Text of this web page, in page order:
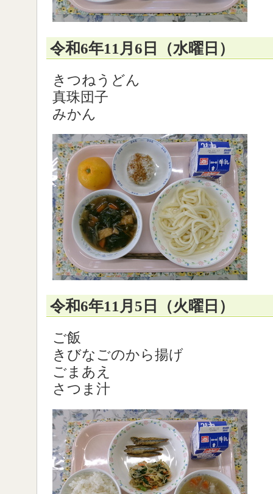
令和6年11月6日（水曜日）
きつねうどん
真珠団子
みかん
令和6年11月5日（火曜日）
ご飯
きびなごのから揚げ
ごまあえ
さつま汁